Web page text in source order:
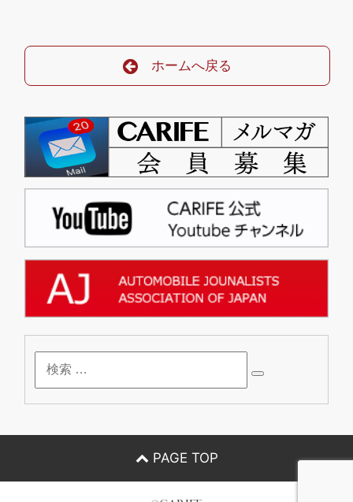
ホームへ戻る
検
PAGE TOP